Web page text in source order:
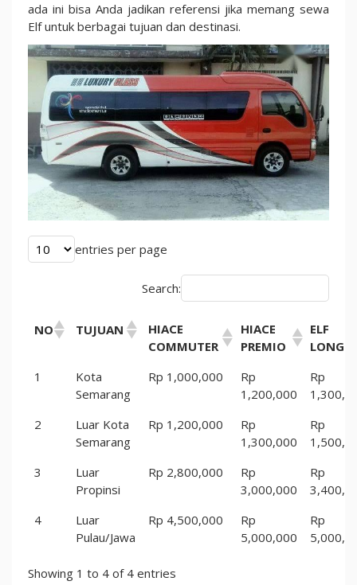
ada ini bisa Anda jadikan referensi jika memang sewa
Elf untuk berbagai tujuan dan destinasi.
entries per page
Search:
NO TUJUAN
HIACE
COMMUTER
HIACE
PREMIO
ELF
LONG
1
Kota
Semarang
Rp 1,000,000
Rp
1,200,000
Rp
2
Luar Kota
Semarang
Rp 1,200,000
Rp
1,300,000
Rp
3
Luar
Propinsi
Rp 2,800,000
Rp
3,000,000
Rp
4
Luar
Pulau/Jawa
Rp 4,500,000
Rp
5,000,000
Rp
Showing 1 to 4 of 4 entries